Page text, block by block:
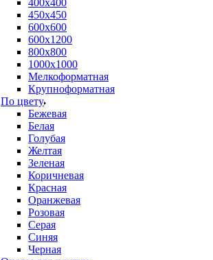
400х400
450х450
600х600
600х1200
800х800
1000х1000
Мелкоформатная
Крупноформатная
По цвету
Бежевая
Белая
Голубая
Желтая
Зеленая
Коричневая
Красная
Оранжевая
Розовая
Серая
Синяя
Черная